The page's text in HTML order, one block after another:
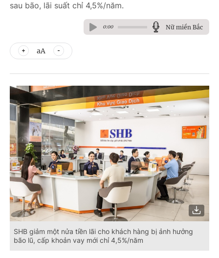
sau bão, lãi suất chỉ 4,5%/năm.
0:00 Nữ miền Bắc
aA
SHB giảm một nửa tiền lãi cho khách hàng bị ảnh hưởng
bão lũ, cấp khoản vay mới chỉ 4,5%/năm